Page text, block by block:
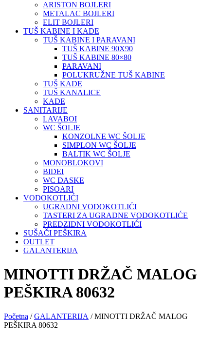
ARISTON BOJLERI
METALAC BOJLERI
ELIT BOJLERI
TUŠ KABINE I KADE
TUŠ KABINE I PARAVANI
TUŠ KABINE 90X90
TUŠ KABINE 80×80
PARAVANI
POLUKRUŽNE TUŠ KABINE
TUŠ KADE
TUŠ KANALICE
KADE
SANITARIJE
LAVABOI
WC ŠOLJE
KONZOLNE WC ŠOLJE
SIMPLON WC ŠOLJE
BALTIK WC ŠOLJE
MONOBLOKOVI
BIDEI
WC DASKE
PISOARI
VODOKOTLIĆI
UGRADNI VODOKOTLIĆI
TASTERI ZA UGRADNE VODOKOTLIĆE
PREDZIDNI VODOKOTLIĆI
SUŠAČI PEŠKIRA
OUTLET
GALANTERIJA
MINOTTI DRŽAČ MALOG
PEŠKIRA 80632
Početna /GALANTERIJA / MINOTTI DRŽAČ MALOG
PEŠKIRA 80632